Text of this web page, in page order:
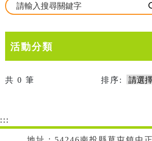
活動分類
共 0 筆 排序:
:::